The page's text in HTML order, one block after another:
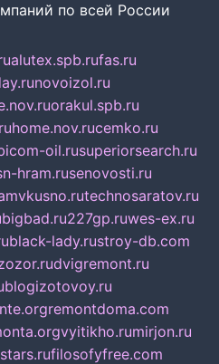
по всей России
alutex.spb.rufas.ru
novoizol.ru
orakul.spb.ru
home.nov.rucemko.ru
oil.rusuperiorsearch.ru
hram.rusenovosti.ru
technosaratov.ru
bigbad.ru227gp.ruwes-ex.ru
black-lady.rustroy-db.com
dvigremont.ru
blogizotovoy.ru
remontdoma.com
vyitikho.rumirjon.ru
filosofyfree.com